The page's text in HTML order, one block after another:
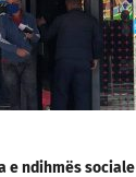
e ndihmës sociale